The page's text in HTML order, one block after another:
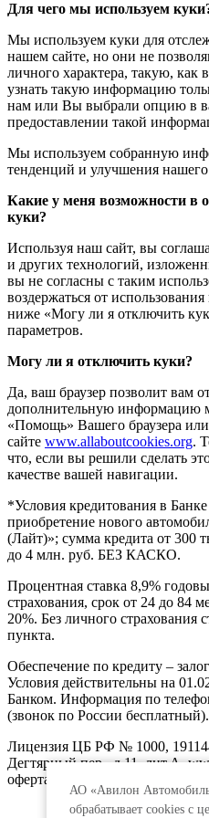
АО «Авилон
обрабатывает cookies с
Для чего мы используем
Мы используем куки для
нашем сайте, но они не
личного характера, такую,
узнать такую информацию
нам или Вы выбрали опцию в
предоставлении такой
Мы используем собранную
тенденций и улучшения
Какие у меня возможности в
куки?
Используя наш сайт, вы
и других технологий,
вы не согласны с таким
воздержаться от
ниже «Могу ли я отключить
параметров.
Могу ли я отключить куки?
Да, ваш браузер позволит вам
дополнительную информацию
«Помощь» Вашего браузера
сайте www.allaboutcookies.org.
что, если вы решили сделать
качестве вашей навигации.
*Условия кредитования в
приобретение нового
(Лайт)»; сумма кредита от
до 4 млн. руб. БЕЗ КАСКО.
Процентная ставка 8,9%
страхования, срок от 24 до 84
20%. Без личного
пункта.
Обеспечение по кредиту –
Условия действительны на
Банком. Информация по
(звонок по России бесплатный).
Лицензия ЦБ РФ № 1000,
Дегтярный пер., д.11, лит.А.
оферта.